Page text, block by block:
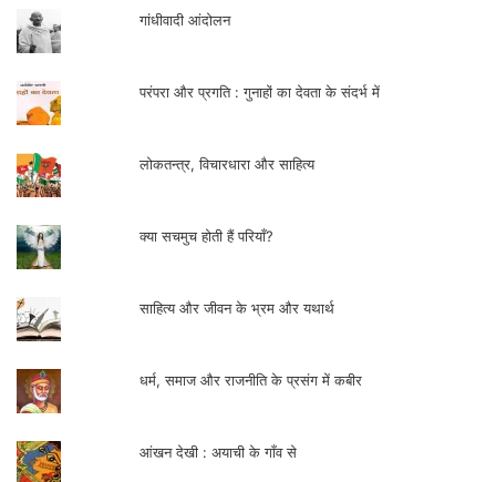
गांधीवादी आंदोलन
परंपरा और प्रगति : गुनाहों का देवता के संदर्भ में
लोकतन्त्र, विचारधारा और साहित्य
क्या सचमुच होती हैं परियाँ?
साहित्य और जीवन के भ्रम और यथार्थ
धर्म, समाज और राजनीति के प्रसंग में कबीर
आंखन देखी : अयाची के गाँव से